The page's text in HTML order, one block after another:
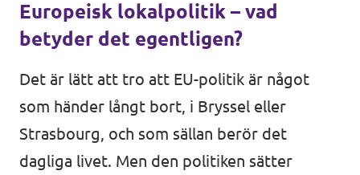
Europeisk lokalpolitik – vad
betyder det egentligen?
Det är lätt att tro att EU-politik är något
som händer långt bort, i Bryssel eller
Strasbourg, och som sällan berör det
dagliga livet. Men den politiken sätter